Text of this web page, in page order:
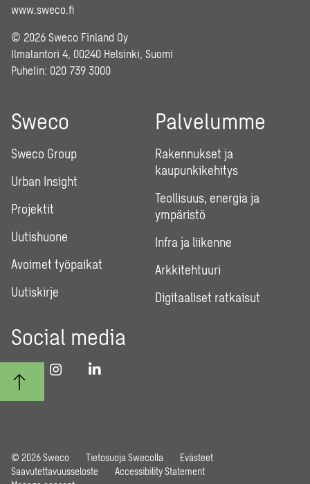
www.sweco.fi
© 2026 Sweco Finland Oy
Ilmalantori 4, 00240 Helsinki, Suomi
Puhelin: 020 739 3000
Sweco
Sweco Group
Urban Insight
Projektit
Uutishuone
Avoimet työpaikat
Uutiskirje
Palvelumme
Rakennukset ja
kaupunkikehitys
Teollisuus, energia ja
ympäristö
Infra ja liikenne
Arkkitehtuuri
Digitaaliset ratkaisut
Social media
© 2026 Sweco Tietosuoja Swecolla
Evästeet
Saavutettavuusseloste
Accessibility Statement